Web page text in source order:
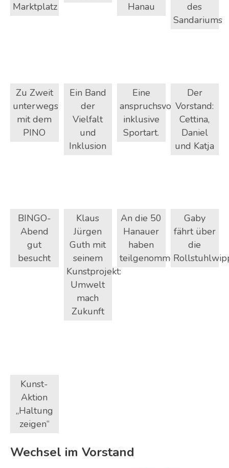
Marktplatz
Hanau
des
Sandariums
Zu Zweit
unterwegs
mit dem
PINO
Ein Band
der
Vielfalt
und
Inklusion
Eine
anspruchsvolle
inklusive
Sportart.
Der
Vorstand:
Cettina,
Daniel
und Katja
BINGO-
Abend
gut
besucht
Klaus
Jürgen
Guth mit
seinem
Kunstprojekt:
Umwelt
mach
Zukunft
An die 50
Hanauer
haben
teilgenommen.
Gaby
fährt über
die
Kunst-
Aktion
„Haltung
zeigen“
Wechsel im Vorstand